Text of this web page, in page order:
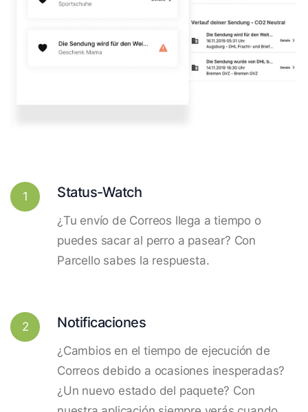
1 Status-Watch
¿Tu envío de Correos llega a tiempo o
puedes sacar al perro a pasear? Con
Parcello sabes la respuesta.
2 Notificaciones
¿Cambios en el tiempo de ejecución de
Correos debido a ocasiones inesperadas?
¿Un nuevo estado del paquete? Con